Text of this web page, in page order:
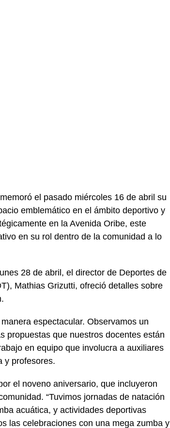
el pasado miércoles 16 de abril su
emblemático en el ámbito deportivo y
en la Avenida Oribe, este
en su rol dentro de la comunidad a lo
28 de abril, el director de Deportes de
Mathias Grizutti, ofreció detalles sobre
espectacular. Observamos un
propuestas que nuestros docentes están
en equipo que involucra a auxiliares
y profesores.
el noveno aniversario, que incluyeron
“Tuvimos jornadas de natación
acuática, y actividades deportivas
las celebraciones con una mega zumba y